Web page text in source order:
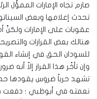
صارم تجاه الإمارات الممؤّل
تحدث إعلامها وبعض
عقوبات على الإمارات ولكنَّ
هنالك بعض القرارات
للسودان الحق في إنشاء
وإن تأخّر هذا القرار إلاّ أنه
تشهد حرباً ضروس يقودها
نعمته في أبوظبي ؛ دفعت